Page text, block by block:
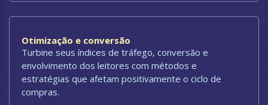
Otimização e conversão
Turbine seus índices de tráfego, conversão e
envolvimento dos leitores com métodos e
estratégias que afetam positivamente o ciclo de
compras.